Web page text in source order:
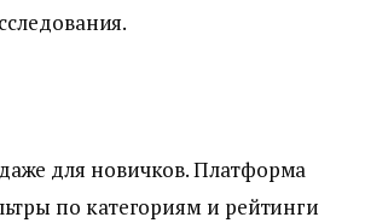
для новичков. Платформа
по категориям и рейтинги